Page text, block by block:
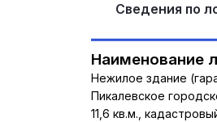
Сведения по
Наименование
Нежилое здание
Пикалевское
11,6 кв.м.,